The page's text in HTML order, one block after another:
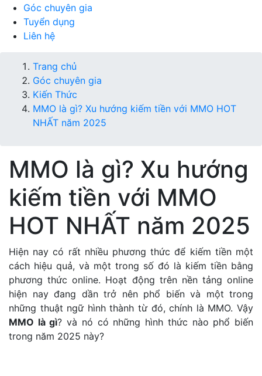
Góc chuyên gia
Tuyển dụng
Liên hệ
Trang chủ
Góc chuyên gia
Kiến Thức
MMO là gì? Xu hướng kiếm tiền với MMO HOT
NHẤT năm 2025
MMO là gì? Xu hướng
kiếm tiền với MMO
HOT NHẤT năm 2025
Hiện nay có rất nhiều phương thức để kiếm tiền một
cách hiệu quả, và một trong số đó là kiếm tiền bằng
phương thức online. Hoạt động trên nền tảng online
hiện nay đang dần trở nên phổ biến và một trong
những thuật ngữ hình thành từ đó, chính là MMO. Vậy
MMO là gì? và nó có những hình thức nào phổ biến
trong năm 2025 này?